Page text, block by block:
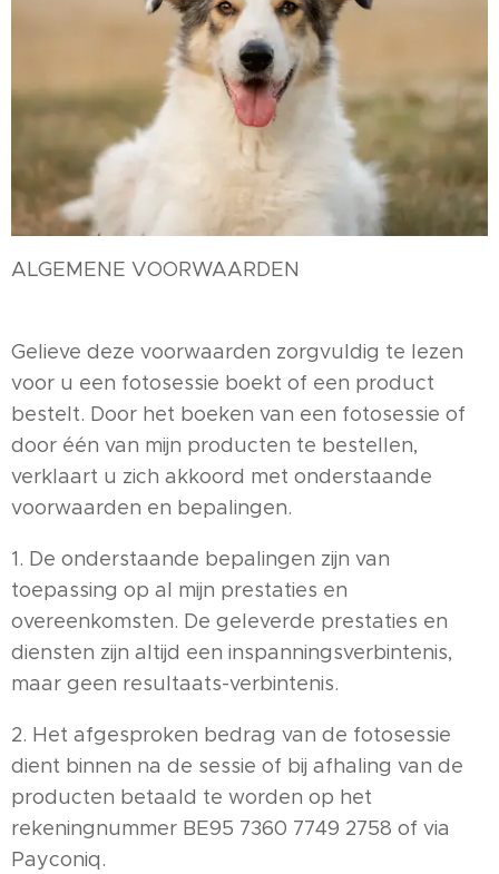
ALGEMENE VOORWAARDEN
Gelieve deze voorwaarden zorgvuldig te lezen
voor u een fotosessie boekt of een product
bestelt. Door het boeken van een fotosessie of
door één van mijn producten te bestellen,
verklaart u zich akkoord met onderstaande
voorwaarden en bepalingen.
1. De onderstaande bepalingen zijn van
toepassing op al mijn prestaties en
overeenkomsten. De geleverde prestaties en
diensten zijn altijd een inspanningsverbintenis,
maar geen resultaats-verbintenis.
2. Het afgesproken bedrag van de fotosessie
dient binnen na de sessie of bij afhaling van de
producten betaald te worden op het
rekeningnummer BE95 7360 7749 2758 of via
Payconiq.